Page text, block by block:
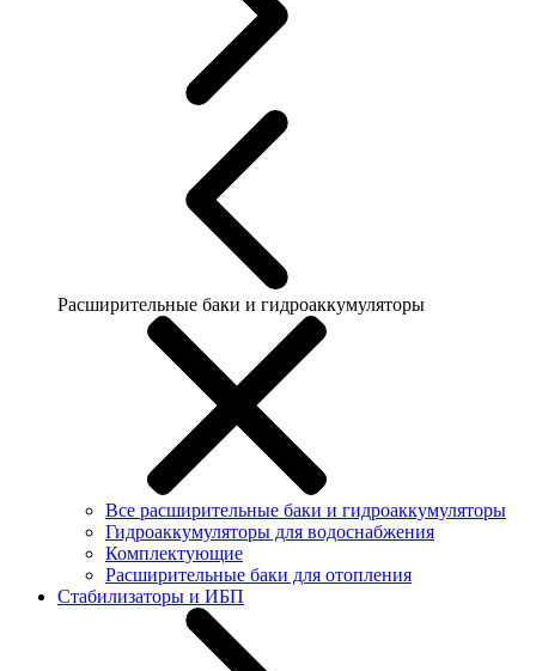
Расширительные баки и гидроаккумуляторы
Все расширительные баки и гидроаккумуляторы
Гидроаккумуляторы для водоснабжения
Комплектующие
Расширительные баки для отопления
Стабилизаторы и ИБП